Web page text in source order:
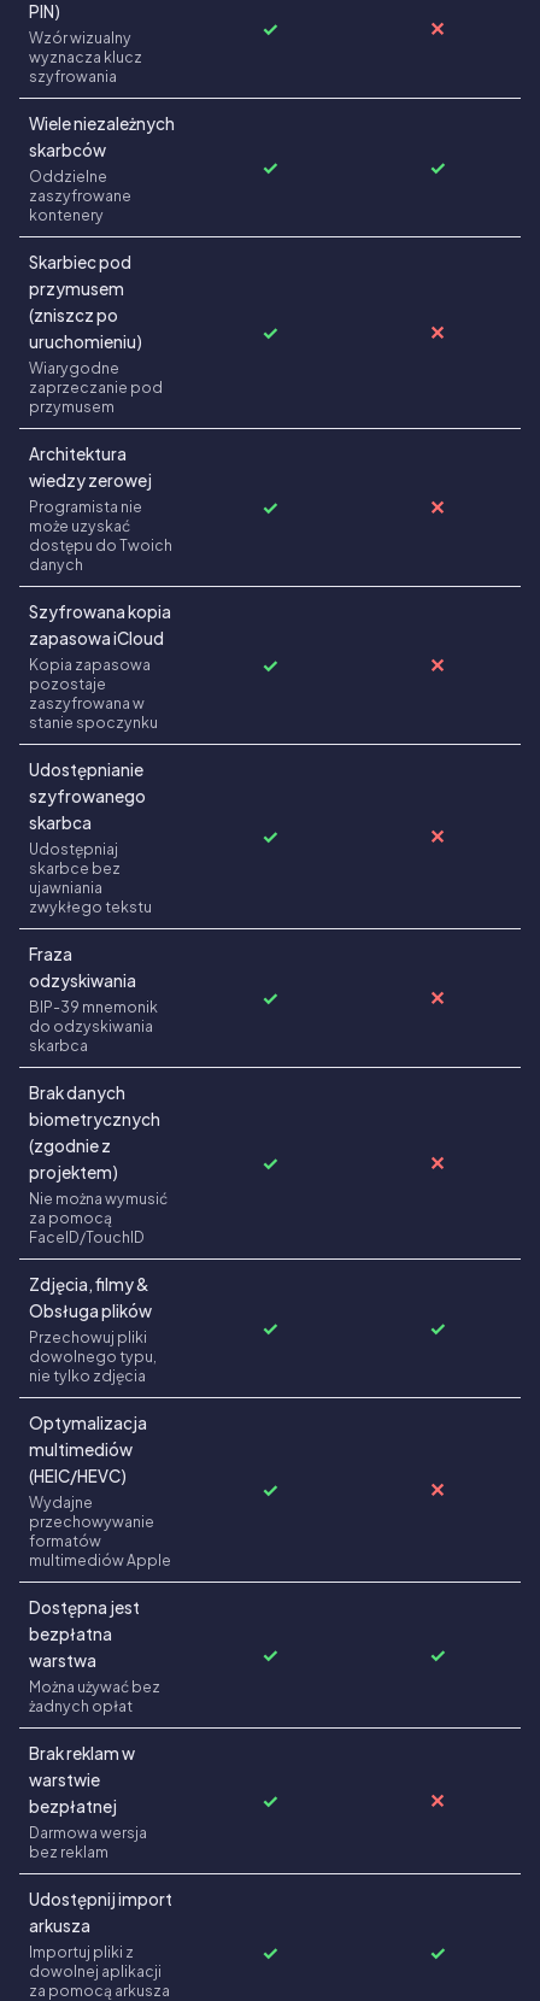
PIN)
Wzór wizualny
wyznacza klucz
szyfrowania
✓ ✕
Wiele niezależnych
skarbców
Oddzielne
zaszyfrowane
kontenery
✓ ✓
Skarbiec pod
przymusem
(zniszcz po
uruchomieniu)
Wiarygodne
zaprzeczanie pod
przymusem
✓ ✕
Architektura
wiedzy zerowej
Programista nie
może uzyskać
dostępu do Twoich
danych
✓ ✕
Szyfrowana kopia
zapasowa iCloud
Kopia zapasowa
pozostaje
zaszyfrowana w
stanie spoczynku
✓ ✕
Udostępnianie
szyfrowanego
skarbca
Udostępniaj
skarbce bez
ujawniania
zwykłego tekstu
✓ ✕
Fraza
odzyskiwania
BIP-39 mnemonik
do odzyskiwania
skarbca
✓ ✕
Brak danych
biometrycznych
(zgodnie z
projektem)
Nie można wymusić
za pomocą
FaceID/TouchID
✓ ✕
Zdjęcia, filmy &
Obsługa plików
Przechowuj pliki
dowolnego typu,
nie tylko zdjęcia
✓ ✓
Optymalizacja
multimediów
(HEIC/HEVC)
Wydajne
przechowywanie
formatów
multimediów Apple
✓ ✕
Dostępna jest
bezpłatna
warstwa
Można używać bez
żadnych opłat
✓ ✓
Brak reklam w
warstwie
bezpłatnej
Darmowa wersja
bez reklam
✓ ✕
Udostępnij import
arkusza
Importuj pliki z
dowolnej aplikacji
za pomocą arkusza
✓ ✓